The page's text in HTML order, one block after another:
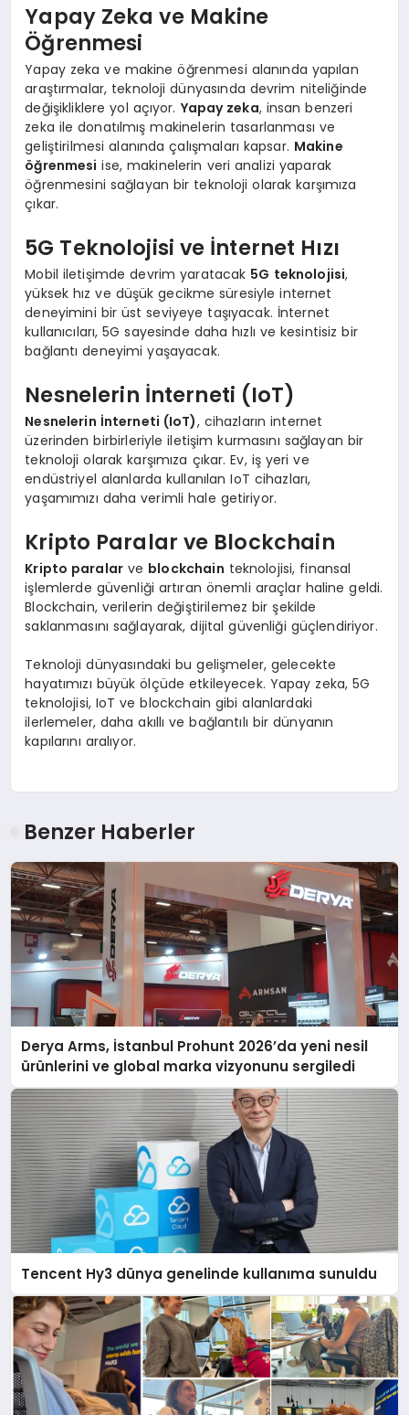
Yapay Zeka ve Makine
Öğrenmesi
Yapay zeka ve makine öğrenmesi alanında yapılan
araştırmalar, teknoloji dünyasında devrim niteliğinde
değişikliklere yol açıyor. Yapay zeka, insan benzeri
zeka ile donatılmış makinelerin tasarlanması ve
geliştirilmesi alanında çalışmaları kapsar. Makine
öğrenmesi ise, makinelerin veri analizi yaparak
öğrenmesini sağlayan bir teknoloji olarak karşımıza
çıkar.
5G Teknolojisi ve İnternet Hızı
Mobil iletişimde devrim yaratacak 5G teknolojisi,
yüksek hız ve düşük gecikme süresiyle internet
deneyimini bir üst seviyeye taşıyacak. İnternet
kullanıcıları, 5G sayesinde daha hızlı ve kesintisiz bir
bağlantı deneyimi yaşayacak.
Nesnelerin İnterneti (IoT)
Nesnelerin İnterneti (IoT), cihazların internet
üzerinden birbirleriyle iletişim kurmasını sağlayan bir
teknoloji olarak karşımıza çıkar. Ev, iş yeri ve
endüstriyel alanlarda kullanılan IoT cihazları,
yaşamımızı daha verimli hale getiriyor.
Kripto Paralar ve Blockchain
Kripto paralar ve blockchain teknolojisi, finansal
işlemlerde güvenliği artıran önemli araçlar haline geldi.
Blockchain, verilerin değiştirilemez bir şekilde
saklanmasını sağlayarak, dijital güvenliği güçlendiriyor.
Teknoloji dünyasındaki bu gelişmeler, gelecekte
hayatımızı büyük ölçüde etkileyecek. Yapay zeka, 5G
teknolojisi, IoT ve blockchain gibi alanlardaki
ilerlemeler, daha akıllı ve bağlantılı bir dünyanın
kapılarını aralıyor.
Benzer Haberler
Derya Arms, İstanbul Prohunt 2026’da yeni nesil
ürünlerini ve global marka vizyonunu sergiledi
Tencent Hy3 dünya genelinde kullanıma sunuldu